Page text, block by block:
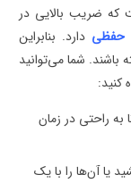
ضریب بالایی در
حفظی دارد. بنابراین
باشند. شما می‌توانید
کنید:
به راحتی در زمان
یا آن‌ها را با یک